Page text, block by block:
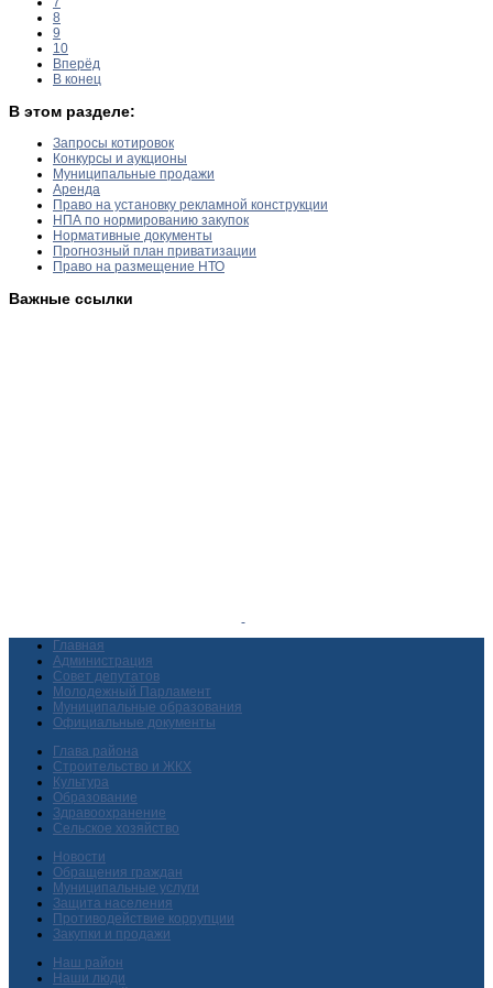
8
9
10
Вперёд
В конец
В этом разделе:
Запросы котировок
Конкурсы и аукционы
Муниципальные продажи
Аренда
Право на установку рекламной конструкции
НПА по нормированию закупок
Нормативные документы
Прогнозный план приватизации
Право на размещение НТО
Важные ссылки
Главная
Администрация
Совет депутатов
Молодежный Парламент
Муниципальные образования
Официальные документы
Глава района
Строительство и ЖКХ
Культура
Образование
Здравоохранение
Сельское хозяйство
Новости
Обращения граждан
Муниципальные услуги
Защита населения
Противодействие коррупции
Закупки и продажи
Наш район
Наши люди